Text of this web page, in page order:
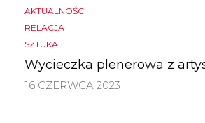
AKTUALNOŚCI
RELACJA
SZTUKA
Wycieczka plenerowa z
16 CZERWCA 2023